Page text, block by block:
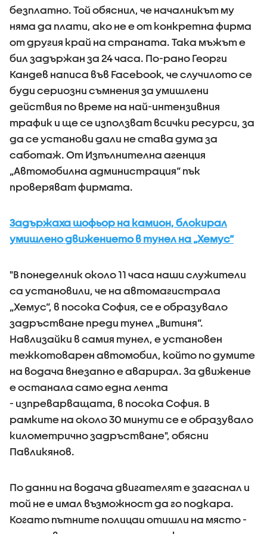
безплатно. Той обяснил, че началникът му
няма да плати, ако не е от конкретна фирма
от другия край на страната. Така мъжът е
бил задържан за 24 часа. По-рано Георги
Кандев написа във Facebook, че случилото се
буди сериозни съмнения за умишлени
действия по време на най-интензивния
трафик и ще се използват всички ресурси, за
да се установи дали не става дума за
саботаж. От Изпълнителна агенция
„Автомобилна администрация“ пък
проверяват фирмата.
Задържаха шофьор на камион, блокирал
умишлено движението в тунел на „Хемус“
"В понеделник около 11 часа наши служители
са установили, че на автомагистрала
„Хемус“, в посока София, се е образувало
задръстване преди тунел „Витиня“.
Навлизайки в самия тунел, е установен
тежкотоварен автомобил, който по думите
на водача внезапно е аварирал. За движение
е останала само една лента
- изпреварващата, в посока София. В
рамките на около 30 минути се е образувало
километрично задръстване", обясни
Павликянов.
По данни на водача двигателят е загаснал и
той не е имал възможност да го подкара.
Когато пътните полицаи отишли на място -